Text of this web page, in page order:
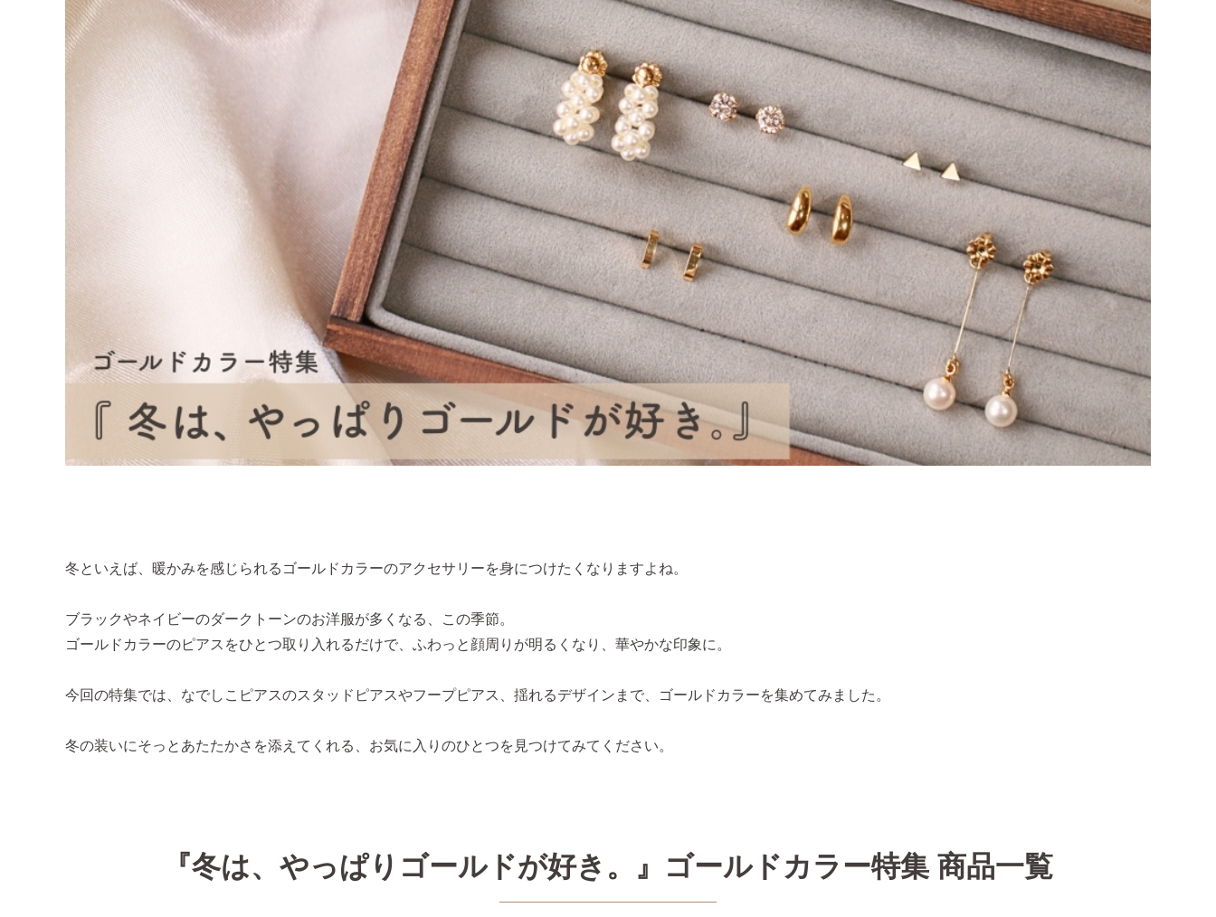
冬といえば、暖かみを感じられるゴールドカラーのアクセサリーを身につけたくなりますよね。
ブラックやネイビーのダークトーンのお洋服が多くなる、この季節。
ゴールドカラーのピアスをひとつ取り入れるだけで、ふわっと顔周りが明るくなり、華やかな印象に。
今回の特集では、なでしこピアスのスタッドピアスやフープピアス、揺れるデザインまで、ゴールドカラーを集めてみました。
冬の装いにそっとあたたかさを添えてくれる、お気に入りのひとつを見つけてみてください。
『冬は、やっぱりゴールドが好き。』ゴールドカラー特集 商品一覧